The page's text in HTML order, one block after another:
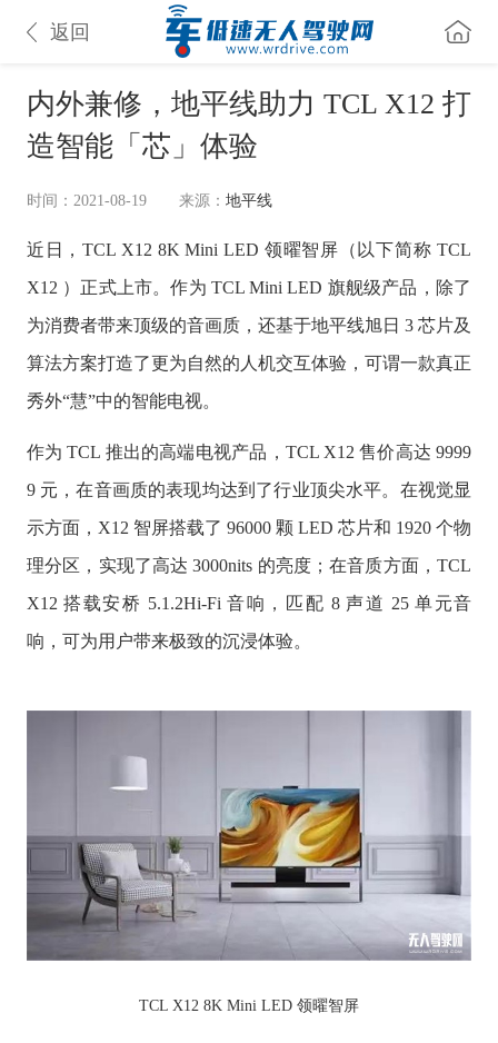
返回
内外兼修，地平线助力 TCL X12 打
造智能「芯」体验
时间：2021-08-19 来源： 地平线
近日，TCL X12 8K Mini LED 领曜智屏（以下简称 TCL
X12 ）正式上市。作为 TCL Mini LED 旗舰级产品，除了
为消费者带来顶级的音画质，还基于地平线旭日 3 芯片及
算法方案打造了更为自然的人机交互体验，可谓一款真正
秀外“慧”中的智能电视。
作为 TCL 推出的高端电视产品，TCL X12 售价高达 9999
9 元，在音画质的表现均达到了行业顶尖水平。在视觉显
示方面，X12 智屏搭载了 96000 颗 LED 芯片和 1920 个物
理分区，实现了高达 3000nits 的亮度；在音质方面，TCL
X12 搭载安桥 5.1.2Hi-Fi 音响，匹配 8 声道 25 单元音
响，可为用户带来极致的沉浸体验。
TCL X12 8K Mini LED 领曜智屏